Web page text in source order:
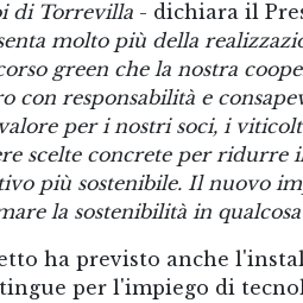
di Torrevilla - dichiara il
molto più della
green che la nostra
con responsabilità e
per i nostri soci, i
scelte concrete per ridurre
più sostenibile. Il nuovo
la sostenibilità in
ha previsto anche
per l'impiego di